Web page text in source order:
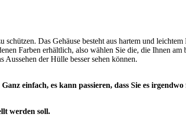
Das Gehäuse besteht aus hartem und
Farben erhältlich, also wählen Sie die, die Ihnen
der Hülle besser sehen können.
einfach, es kann passieren, dass Sie es
werden soll.